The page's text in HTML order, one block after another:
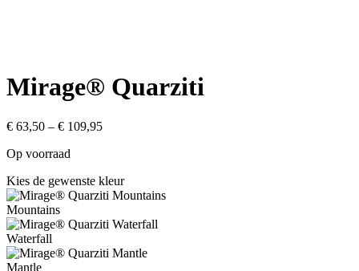
Mirage® Quarziti
€ 63,50 – € 109,95
Op voorraad
Kies de gewenste kleur
Mountains
Waterfall
Mantle